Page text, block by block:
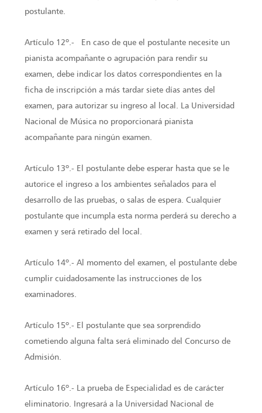
postulante.
Artículo 12º.- En caso de que el postulante necesite un
pianista acompañante o agrupación para rendir su
examen, debe indicar los datos correspondientes en la
ficha de inscripción a más tardar siete días antes del
examen, para autorizar su ingreso al local. La Universidad
Nacional de Música no proporcionará pianista
acompañante para ningún examen.
Artículo 13º.- El postulante debe esperar hasta que se le
autorice el ingreso a los ambientes señalados para el
desarrollo de las pruebas, o salas de espera. Cualquier
postulante que incumpla esta norma perderá su derecho a
examen y será retirado del local.
Artículo 14º.- Al momento del examen, el postulante debe
cumplir cuidadosamente las instrucciones de los
examinadores.
Artículo 15º.- El postulante que sea sorprendido
cometiendo alguna falta será eliminado del Concurso de
Admisión.
Artículo 16º.- La prueba de Especialidad es de carácter
eliminatorio. Ingresará a la Universidad Nacional de